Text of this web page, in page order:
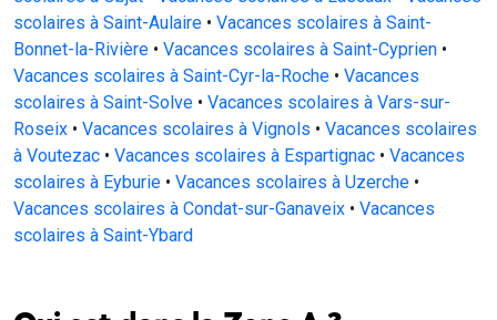
scolaires à Saint-Aulaire • Vacances scolaires à Saint-
Bonnet-la-Rivière • Vacances scolaires à Saint-Cyprien •
Vacances scolaires à Saint-Cyr-la-Roche • Vacances
scolaires à Saint-Solve • Vacances scolaires à Vars-sur-
Roseix • Vacances scolaires à Vignols • Vacances scolaires
à Voutezac • Vacances scolaires à Espartignac • Vacances
scolaires à Eyburie • Vacances scolaires à Uzerche •
Vacances scolaires à Condat-sur-Ganaveix • Vacances
scolaires à Saint-Ybard